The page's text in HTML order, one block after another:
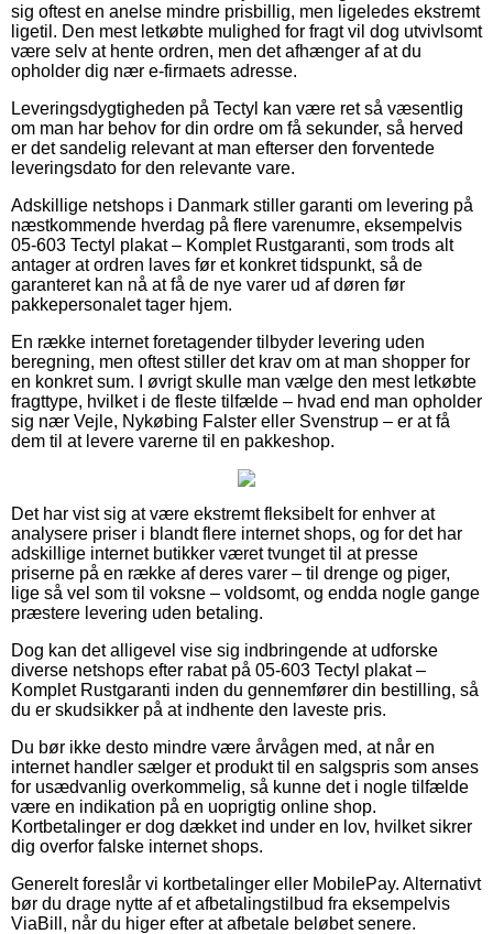
sig oftest en anelse mindre prisbillig, men ligeledes ekstremt
ligetil. Den mest letkøbte mulighed for fragt vil dog utvivlsomt
være selv at hente ordren, men det afhænger af at du
opholder dig nær e-firmaets adresse.
Leveringsdygtigheden på Tectyl kan være ret så væsentlig
om man har behov for din ordre om få sekunder, så herved
er det sandelig relevant at man efterser den forventede
leveringsdato for den relevante vare.
Adskillige netshops i Danmark stiller garanti om levering på
næstkommende hverdag på flere varenumre, eksempelvis
05-603 Tectyl plakat – Komplet Rustgaranti, som trods alt
antager at ordren laves før et konkret tidspunkt, så de
garanteret kan nå at få de nye varer ud af døren før
pakkepersonalet tager hjem.
En række internet foretagender tilbyder levering uden
beregning, men oftest stiller det krav om at man shopper for
en konkret sum. I øvrigt skulle man vælge den mest letkøbte
fragttype, hvilket i de fleste tilfælde – hvad end man opholder
sig nær Vejle, Nykøbing Falster eller Svenstrup – er at få
dem til at levere varerne til en pakkeshop.
Det har vist sig at være ekstremt fleksibelt for enhver at
analysere priser i blandt flere internet shops, og for det har
adskillige internet butikker været tvunget til at presse
priserne på en række af deres varer – til drenge og piger,
lige så vel som til voksne – voldsomt, og endda nogle gange
præstere levering uden betaling.
Dog kan det alligevel vise sig indbringende at udforske
diverse netshops efter rabat på 05-603 Tectyl plakat –
Komplet Rustgaranti inden du gennemfører din bestilling, så
du er skudsikker på at indhente den laveste pris.
Du bør ikke desto mindre være årvågen med, at når en
internet handler sælger et produkt til en salgspris som anses
for usædvanlig overkommelig, så kunne det i nogle tilfælde
være en indikation på en uoprigtig online shop.
Kortbetalinger er dog dækket ind under en lov, hvilket sikrer
dig overfor falske internet shops.
Generelt foreslår vi kortbetalinger eller MobilePay. Alternativt
bør du drage nytte af et afbetalingstilbud fra eksempelvis
ViaBill, når du higer efter at afbetale beløbet senere.